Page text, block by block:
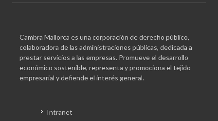
Cambra Mallorca es una corporación de derecho público,
colaboradora de las administraciones públicas, dedicada a
prestar servicios a las empresas. Promueve el desarrollo
económico sostenible, representa y promociona el tejido
empresarial y defiende el interés general.
Intranet